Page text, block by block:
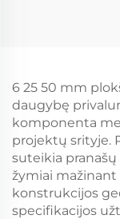
6 25 50 mm
daugybę
komponenta
projektų srityje.
suteikia
žymiai
konstrukcijos
specifikacijos